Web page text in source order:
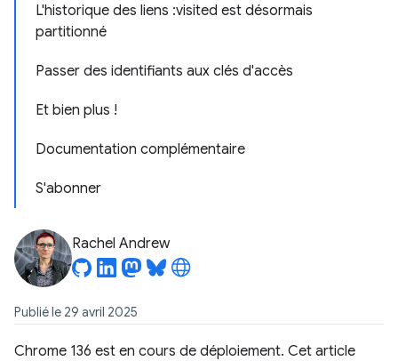
L'historique des liens :visited est désormais
partitionné
Passer des identifiants aux clés d'accès
Et bien plus !
Documentation complémentaire
S'abonner
Rachel Andrew
Publié le 29 avril 2025
Chrome 136 est en cours de déploiement. Cet article